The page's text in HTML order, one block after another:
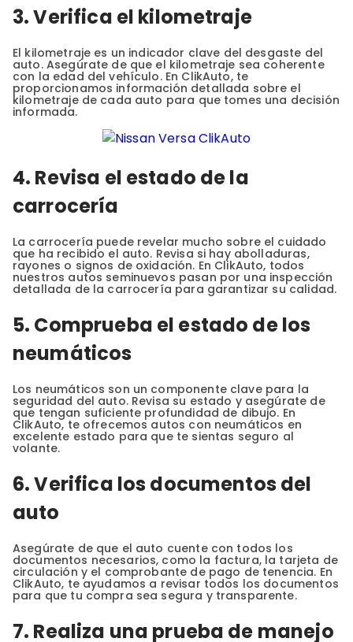
3. Verifica el kilometraje
El kilometraje es un indicador clave del desgaste del
auto. Asegúrate de que el kilometraje sea coherente
con la edad del vehículo. En ClikAuto, te
proporcionamos información detallada sobre el
kilometraje de cada auto para que tomes una decisión
informada.
4. Revisa el estado de la
carrocería
La carrocería puede revelar mucho sobre el cuidado
que ha recibido el auto. Revisa si hay abolladuras,
rayones o signos de oxidación. En ClikAuto, todos
nuestros autos seminuevos pasan por una inspección
detallada de la carrocería para garantizar su calidad.
5. Comprueba el estado de los
neumáticos
Los neumáticos son un componente clave para la
seguridad del auto. Revisa su estado y asegúrate de
que tengan suficiente profundidad de dibujo. En
ClikAuto, te ofrecemos autos con neumáticos en
excelente estado para que te sientas seguro al
volante.
6. Verifica los documentos del
auto
Asegúrate de que el auto cuente con todos los
documentos necesarios, como la factura, la tarjeta de
circulación y el comprobante de pago de tenencia. En
ClikAuto, te ayudamos a revisar todos los documentos
para que tu compra sea segura y transparente.
7. Realiza una prueba de manejo